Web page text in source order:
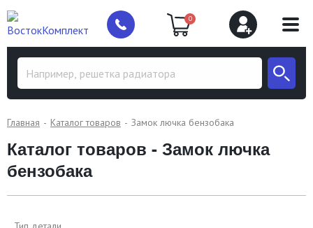
0
Главная Каталог товаров Замок лючка бензобака
Каталог товаров - Замок лючка
бензобака